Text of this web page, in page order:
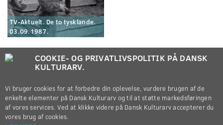
TV-Aktuelt. De to tysklande.
03.09.1987.
COOKIE- OG PRIVATLIVSPOLITIK PÅ DANSK
KULTURARV.
Vi bruger cookies for at forbedre din oplevelse, vurdere brugen af de
enkelte elementer på Dansk Kulturarv og til at støtte markedsføringen
af vores services. Ved at klikke videre på Dansk Kulturarv accepterer du
vores brug af cookies.